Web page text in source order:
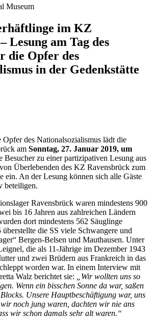
Museum
im KZ
Lesung am Tag des
die Opfer des
in der Gedenkstätte
des Nationalsozialismus lädt die
am Sonntag, 27. Januar 2019, um
Besucher zu einer partizipativen Lesung aus
Überlebenden des KZ Ravensbrück zum
ein. An der Lesung können sich alle Gäste
beteiligen.
Ravensbrück waren mindestens 900
bis 16 Jahren aus zahlreichen Ländern
dort mindestens 562 Säuglinge
die SS viele Schwangere und
Bergen-Belsen und Mauthausen. Unter
die als 11-Jährige im Dezember 1943
und zwei Brüdern aus Frankreich in das
worden war. In einem Interview mit
Walz berichtet sie:
„Wir wollten uns so
Wenn ein bisschen Sonne da war, saßen
Unsere Hauptbeschäftigung war, uns
noch jung waren, dachten wir nie ans
wir schon damals sehr alt waren.“